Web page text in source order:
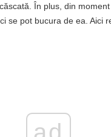
În plus, din
se pot bucura de ea. Aici